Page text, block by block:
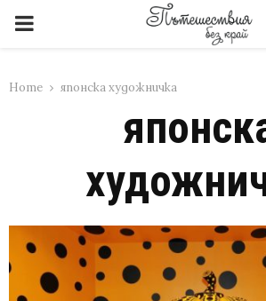
PRIMARY
Home японска художничка